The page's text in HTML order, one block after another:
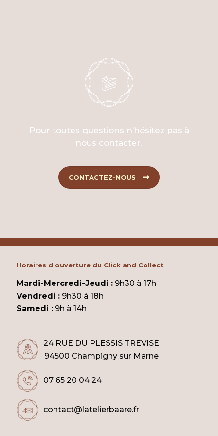
Pour toutes questions n’hésitez pas à
nous contacter.
CONTACTEZ-NOUS
Horaires d’ouverture du Click and Collect
Mardi-Mercredi-Jeudi : 9h30 à 17h
Vendredi : 9h30 à 18h
Samedi : 9h à 14h
24 RUE DU PLESSIS TREVISE
94500 Champigny sur Marne
07 65 20 04 24
contact@latelierbaare.fr